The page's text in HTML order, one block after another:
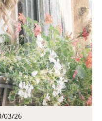
03/26